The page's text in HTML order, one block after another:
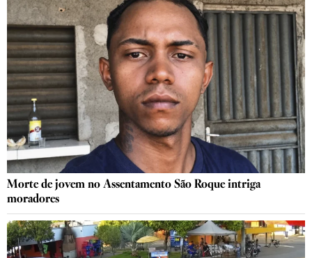
Morte de jovem no Assentamento São Roque intriga
moradores